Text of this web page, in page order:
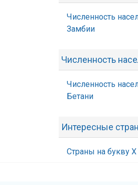
Численность
Замбии
Численность
Численность
Бетани
Интересные
Страны на букву Х